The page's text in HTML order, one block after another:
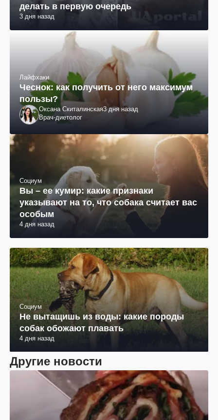
делать в первую очередь
3 дня назад
Лайфхаки
Чеснок: как получить от него максимум
пользы?
Оксана Скиталинская3 дня назад
Врач-диетолог
Социум
Вы – ее кумир: какие признаки
указывают на то, что собака считает вас
особым
4 дня назад
Социум
Не вытащишь из воды: какие породы
собак обожают плавать
4 дня назад
Другие новости